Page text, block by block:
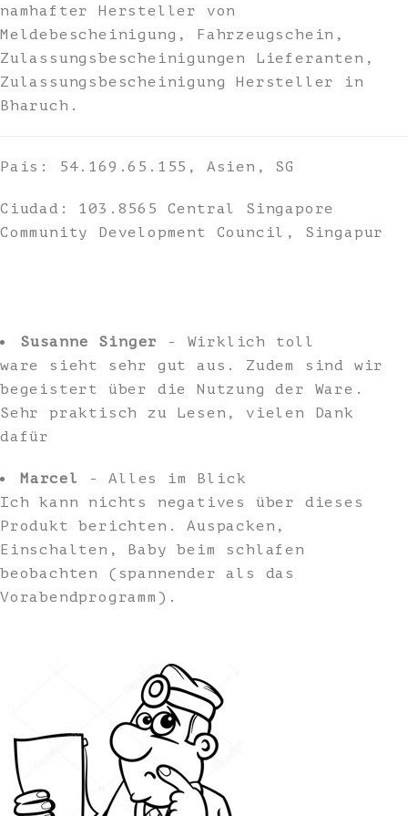
namhafter Hersteller von
Meldebescheinigung, Fahrzeugschein,
Zulassungsbescheinigungen Lieferanten,
Zulassungsbescheinigung Hersteller in
Bharuch.
País: 54.169.65.155, Asien, SG
Ciudad: 103.8565 Central Singapore
Community Development Council, Singapur
Susanne Singer
- Wirklich toll
ware sieht sehr gut aus. Zudem sind wir
begeistert über die Nutzung der Ware.
Sehr praktisch zu Lesen, vielen Dank
dafür
Marcel
- Alles im Blick
Ich kann nichts negatives über dieses
Produkt berichten. Auspacken,
Einschalten, Baby beim schlafen
beobachten (spannender als das
Vorabendprogramm).